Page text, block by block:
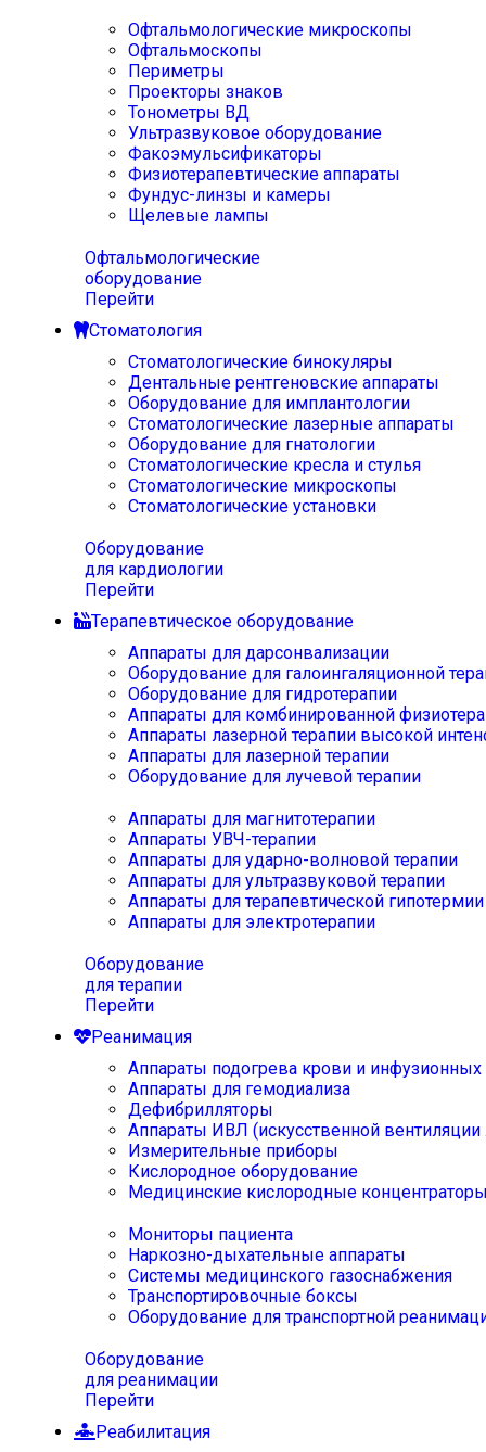
Офтальмологические микроскопы
Офтальмоскопы
Периметры
Проекторы знаков
Тонометры ВД
Ультразвуковое оборудование
Факоэмульсификаторы
Физиотерапевтические аппараты
Фундус-линзы и камеры
Щелевые лампы
Офтальмологические
оборудование
Перейти
Стоматология
Стоматологические бинокуляры
Дентальные рентгеновские аппараты
Оборудование для имплантологии
Стоматологические лазерные аппараты
Оборудование для гнатологии
Стоматологические кресла и стулья
Стоматологические микроскопы
Стоматологические установки
Оборудование
для кардиологии
Перейти
Терапевтическое оборудование
Аппараты для дарсонвализации
Оборудование для галоингаляционной
Оборудование для гидротерапии
Аппараты для комбинированной
Аппараты лазерной терапии высокой
Аппараты для лазерной терапии
Оборудование для лучевой терапии
Аппараты для магнитотерапии
Аппараты УВЧ-терапии
Аппараты для ударно-волновой терапии
Аппараты для ультразвуковой терапии
Аппараты для терапевтической
Аппараты для электротерапии
Оборудование
для терапии
Перейти
Реанимация
Аппараты подогрева крови и инфузионных
Аппараты для гемодиализа
Дефибрилляторы
Аппараты ИВЛ (искусственной вентиляции
Измерительные приборы
Кислородное оборудование
Медицинские кислородные
Мониторы пациента
Наркозно-дыхательные аппараты
Системы медицинского газоснабжения
Транспортировочные боксы
Оборудование для транспортной
Оборудование
для реанимации
Перейти
Реабилитация